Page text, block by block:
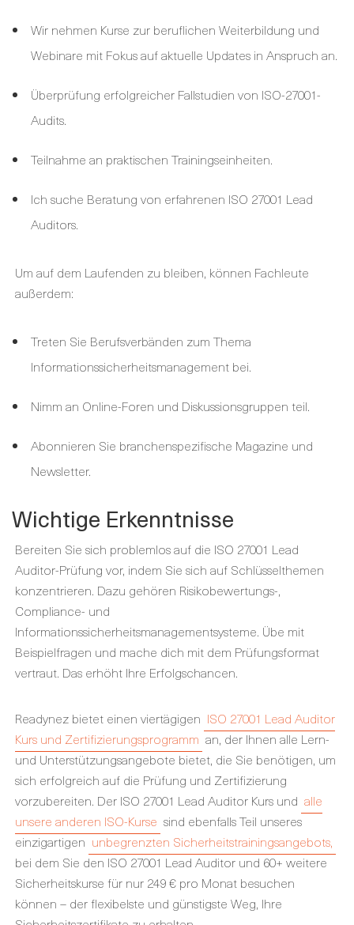
Wir nehmen Kurse zur beruflichen Weiterbildung und
Webinare mit Fokus auf aktuelle Updates in Anspruch an.
Überprüfung erfolgreicher Fallstudien von ISO-27001-
Audits.
Teilnahme an praktischen Trainingseinheiten.
Ich suche Beratung von erfahrenen ISO 27001 Lead
Auditors.
Um auf dem Laufenden zu bleiben, können Fachleute
außerdem:
Treten Sie Berufsverbänden zum Thema
Informationssicherheitsmanagement bei.
Nimm an Online-Foren und Diskussionsgruppen teil.
Abonnieren Sie branchenspezifische Magazine und
Newsletter.
Wichtige Erkenntnisse
Bereiten Sie sich problemlos auf die ISO 27001 Lead
Auditor-Prüfung vor, indem Sie sich auf Schlüsselthemen
konzentrieren. Dazu gehören Risikobewertungs-,
Compliance- und
Informationssicherheitsmanagementsysteme. Übe mit
Beispielfragen und mache dich mit dem Prüfungsformat
vertraut. Das erhöht Ihre Erfolgschancen.
Readynez bietet einen viertägigen ISO 27001 Lead Auditor
Kurs und Zertifizierungsprogramm an, der Ihnen alle Lern-
und Unterstützungsangebote bietet, die Sie benötigen, um
sich erfolgreich auf die Prüfung und Zertifizierung
vorzubereiten. Der ISO 27001 Lead Auditor Kurs und alle
unsere anderen ISO-Kurse sind ebenfalls Teil unseres
einzigartigen unbegrenzten Sicherheitstrainingsangebots,
bei dem Sie den ISO 27001 Lead Auditor und 60+ weitere
Sicherheitskurse für nur 249 € pro Monat besuchen
können – der flexibelste und günstigste Weg, Ihre